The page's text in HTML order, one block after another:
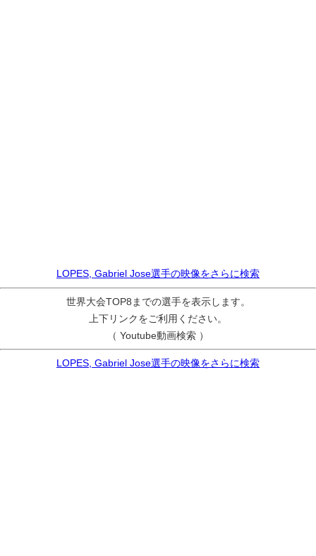
LOPES, Gabriel Jose選手の映像をさらに検索
世界大会TOP8までの選手を表示します。
上下リンクをご利用ください。
（ Youtube動画検索 ）
LOPES, Gabriel Jose選手の映像をさらに検索